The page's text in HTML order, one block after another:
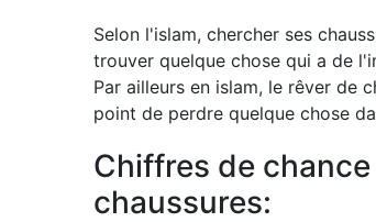
Selon l'islam, chercher ses
trouver quelque chose qui a de
Par ailleurs en islam, le rêver de
point de perdre quelque chose
Chiffres de
chaussures: